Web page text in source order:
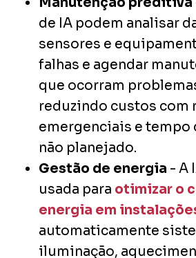
de IA podem analisar
sensores e
falhas e agendar
que ocorram
reduzindo custos com
emergenciais e tempo
não planejado.
Gestão de energia - A
usada para otimizar o
energia em
automaticamente
iluminação,